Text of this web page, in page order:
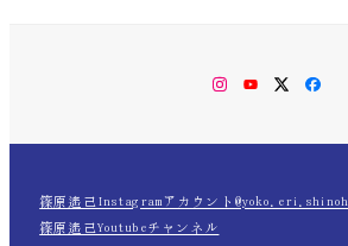
Instagram
YouTubeTwitter
篠原遙己Instagramアカウント
篠原遙己Youtubeチャンネル